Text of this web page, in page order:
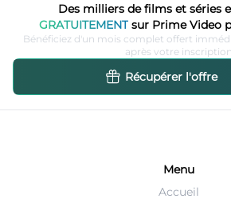
Des milliers de films et séries
GRATUITEMENTsur Prime Video
Bénéficiez d'un mois complet offert
après votre inscription
Récupérer l'offre
Menu
Accueil